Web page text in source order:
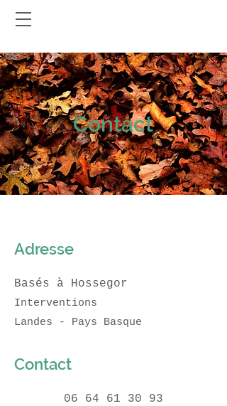
Contact
Adresse
Basés à Hossegor
Interventions
Landes - Pays Basque
Contact
06 64 61 30 93